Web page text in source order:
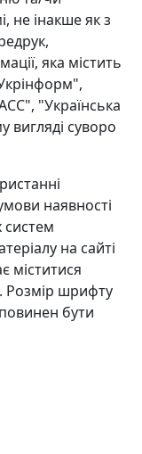
не інакше як з
яка містить
"Українська
вигляді суворо
наявності
систем
на сайті
міститися
Розмір шрифту
бути